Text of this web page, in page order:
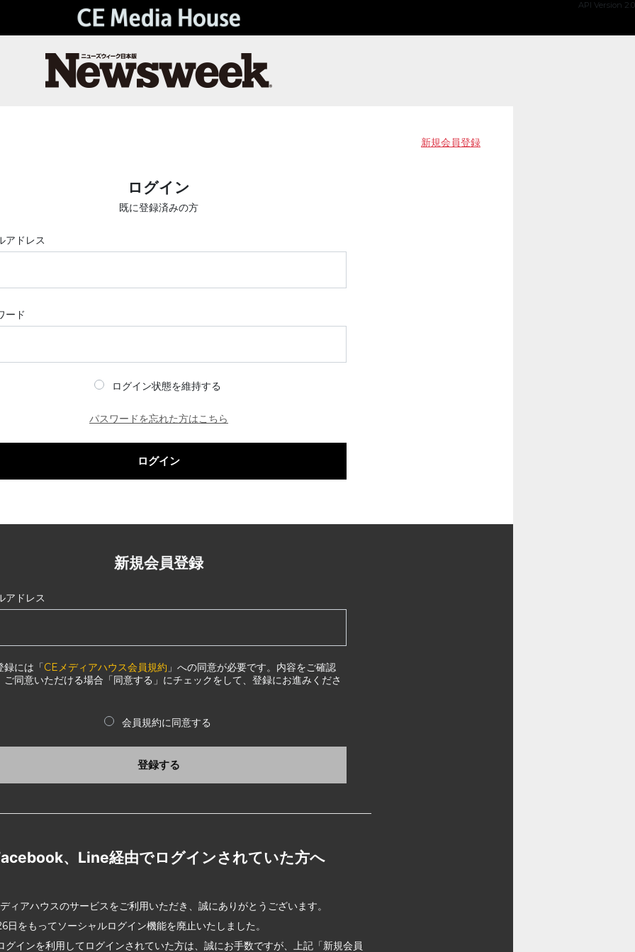
API Version 2.0
新規会員登録
ログイン
既に登録済みの方
アドレス
ード
ログイン状態を維持する
パスワードを忘れた方はこちら
ログイン
新規会員登録
アドレス
録には「CEメディアハウス会員規約 」への同意が必要です。内容をご確認
ご同意いただける場合「同意する」にチェックをして、登録にお進みくださ
会員規約に同意する
登録する
、Line経由でログインされていた方へ
ィアハウスのサービスをご利用いただき、誠にありがとうございます。
日をもってソーシャルログイン機能を廃止いたしました。
グインを利用してログインされていた方は、誠にお手数ですが、上記「新規会員